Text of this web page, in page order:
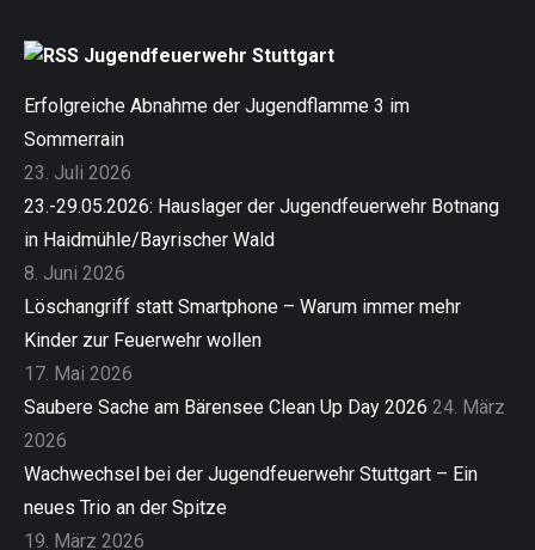
Jugendfeuerwehr Stuttgart
Erfolgreiche Abnahme der Jugendflamme 3 im
Sommerrain
23. Juli 2026
23.-29.05.2026: Hauslager der Jugendfeuerwehr Botnang
in Haidmühle/Bayrischer Wald
8. Juni 2026
Löschangriff statt Smartphone – Warum immer mehr
Kinder zur Feuerwehr wollen
17. Mai 2026
Saubere Sache am Bärensee Clean Up Day 2026 24. März
2026
Wachwechsel bei der Jugendfeuerwehr Stuttgart – Ein
neues Trio an der Spitze
19. März 2026